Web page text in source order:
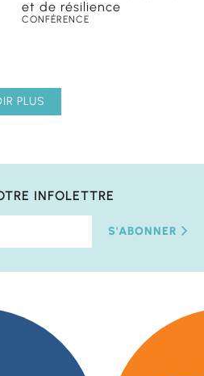
et de résilience
CONFÉRENCE
PLUS
INFOLETTRE
S'ABONNER